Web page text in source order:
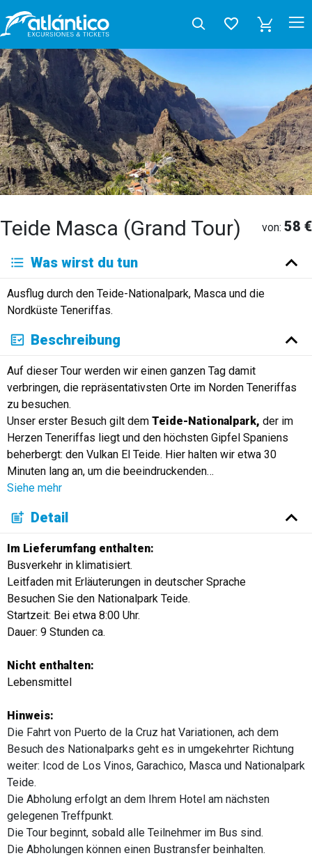
Teide Masca (Grand Tour) von: 58 €
Was wirst du tun
Ausflug durch den Teide-Nationalpark, Masca und die
Nordküste Teneriffas.
Beschreibung
Auf dieser Tour werden wir einen ganzen Tag damit
verbringen, die repräsentativsten Orte im Norden Teneriffas
zu besuchen.
Unser erster Besuch gilt dem Teide-Nationalpark, der im
Herzen Teneriffas liegt und den höchsten Gipfel Spaniens
beherbergt: den Vulkan El Teide. Hier halten wir etwa 30
Minuten lang an, um die beeindruckenden…
Siehe mehr
Detail
Im Lieferumfang enthalten:
Busverkehr in klimatisiert.
Leitfaden mit Erläuterungen in deutscher Sprache
Besuchen Sie den Nationalpark Teide.
Startzeit: Bei etwa 8:00 Uhr.
Dauer: 9 Stunden ca.
Nicht enthalten:
Lebensmittel
Hinweis:
Die Fahrt von Puerto de la Cruz hat Variationen, ach dem
Besuch des Nationalparks geht es in umgekehrter Richtung
weiter: Icod de Los Vinos, Garachico, Masca und Nationalpark
Teide.
Die Abholung erfolgt an dem Ihrem Hotel am nächsten
gelegenen Treffpunkt.
Die Tour beginnt, sobald alle Teilnehmer im Bus sind.
Die Abholungen können einen Bustransfer beinhalten.